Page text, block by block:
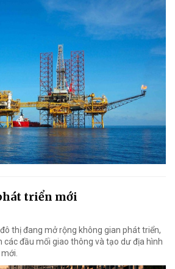
triển mới
thị đang mở rộng không gian phát triển,
các đầu mối giao thông và tạo dư địa hình